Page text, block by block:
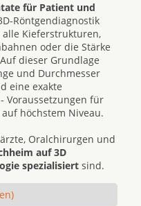
für Patient und
Röntgendiagnostik
Kieferstrukturen,
oder die Stärke
dieser Grundlage
und Durchmesser
eine exakte
Voraussetzungen für
höchstem Niveau.
Oralchirurgen und
auf 3D
spezialisiert sind.